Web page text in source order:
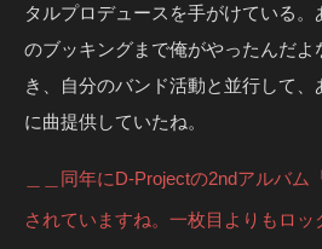
タルプロデュースを手がけている
のブッキングまで俺がやったんだ
き、自分のバンド活動と並行して、
に曲提供していたね。
＿＿同年にD-Projectの2ndアルバム
されていますね。一枚目よりもロ